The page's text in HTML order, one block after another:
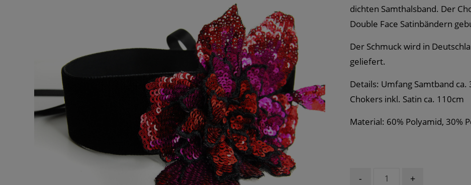
dichten Samthalsband. Der
Double Face Satinbändern
Der Schmuck wird in
geliefert.
Details: Umfang Samtband
Chokers inkl. Satin ca. 110cm
Material: 60% Polyamid, 30%
- +